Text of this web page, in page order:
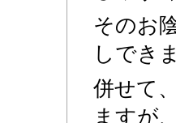
そのお
しでき
併せて
ますが